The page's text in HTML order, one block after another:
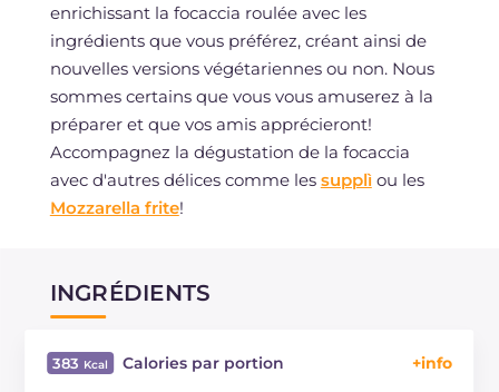
enrichissant la focaccia roulée avec les
ingrédients que vous préférez, créant ainsi de
nouvelles versions végétariennes ou non. Nous
sommes certains que vous vous amuserez à la
préparer et que vos amis apprécieront!
Accompagnez la dégustation de la focaccia
avec d'autres délices comme les supplìou les
Mozzarella frite!
INGRÉDIENTS
383 Calories par portion